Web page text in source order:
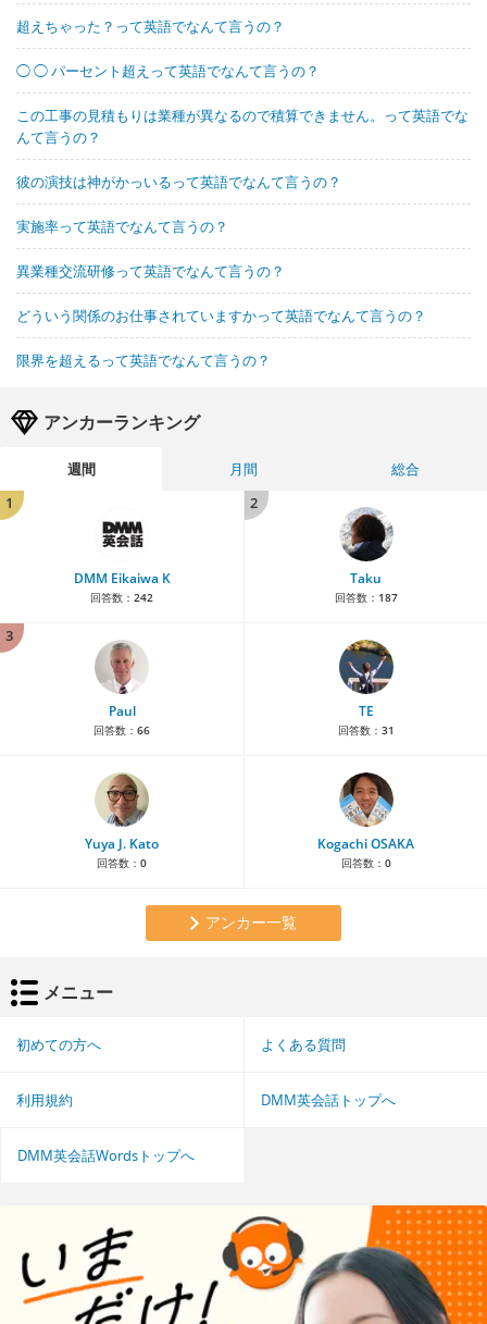
超えちゃった？って英語でなんて言うの？
◯ ◯ パーセント超えって英語でなんて言うの？
この工事の見積もりは業種が異なるので積算できません。って英語でな
んて言うの？
彼の演技は神がかっいるって英語でなんて言うの？
実施率って英語でなんて言うの？
異業種交流研修って英語でなんて言うの？
どういう関係のお仕事されていますかって英語でなんて言うの？
限界を超えるって英語でなんて言うの？
アンカーランキング
週間 月間
総合
1
DMM Eikaiwa K
回答数： 242
2
Taku
回答数： 187
3
Paul
回答数： 66
TE
回答数： 31
Yuya J. Kato
回答数： 0
Kogachi OSAKA
回答数： 0
アンカー一覧
メニュー
初めての方へ よくある質問
利用規約 DMM英会話トップへ
DMM英会話Wordsトップへ